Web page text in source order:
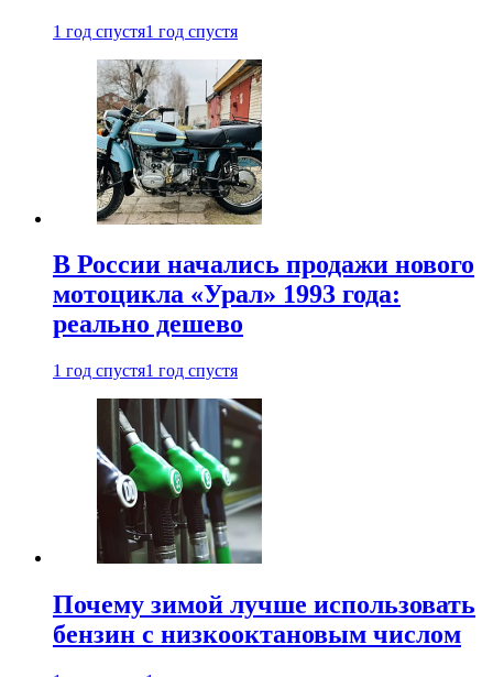
1 год спустя1 год спустя
В России начались продажи нового
мотоцикла «Урал» 1993 года:
реально дешево
1 год спустя1 год спустя
Почему зимой лучше использовать
бензин с низкооктановым числом